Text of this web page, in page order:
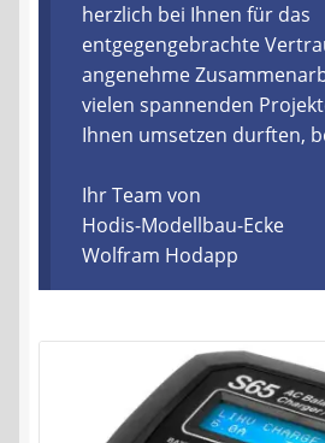
Batterien- und Akku Verordnung
Elektro- und Elektronikgeräte
Vereine & Foren
Kontakt
AGB
Widerrufsbelehrung
herzlich bei Ihnen für das
entgegengebrachte
angenehme
vielen spannenden
Ihnen umsetzen durften,
Ihr Team von
Hodis-Modellbau-Ecke
Wolfram Hodapp